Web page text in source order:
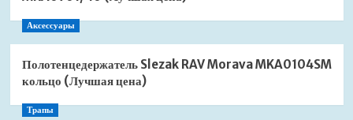
Аксессуары
Полотенцедержатель Slezak RAV Morava MKA0104SM
кольцо (Лучшая цена)
Трапы